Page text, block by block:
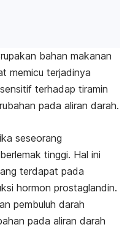
bahan makanan
memicu terjadinya
terhadap tiramin
pada aliran darah.
seseorang
tinggi. Hal ini
terdapat pada
hormon prostaglandin.
pembuluh darah
pada aliran darah